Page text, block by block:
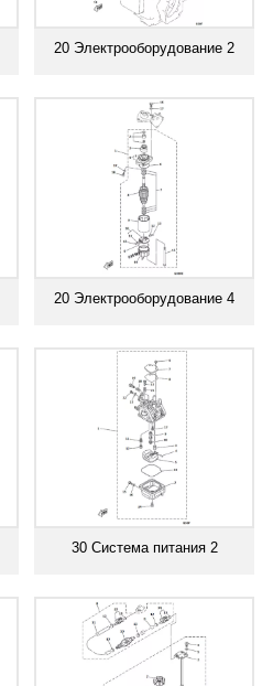
20 Электрооборудование 2
20 Электрооборудование 4
30 Система питания 2